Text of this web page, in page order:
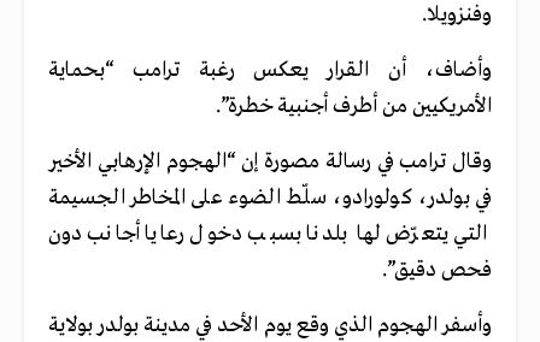
وفنزويلا.
وأضاف، أن القرار يعكس رغبة ترامب “بحماية
الأمريكيين من أطرف أجنبية خطرة”.
وقال ترامب في رسالة مصورة إن “الهجوم الإرهابي الأخير
في بولدر، كولورادو، سلّط الضوء على المخاطر الجسيمة
التي يتعرّض لها بلدنا بسبب دخول رعايا أجانب دون
فحص دقيق”.
وأسفر الهجوم الذي وقع يوم الأحد في مدينة بولدر بولاية